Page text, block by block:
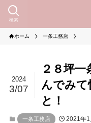
検索
ホーム 一条工務店
２８坪
んでみて
と！
2024
3/07
一条工務店 2021年1